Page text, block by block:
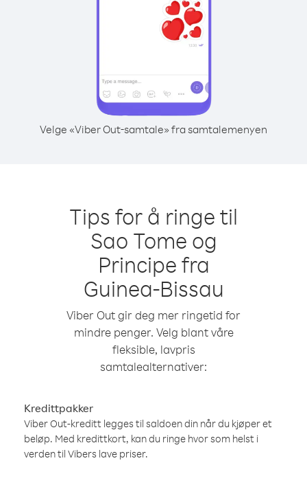
Velge «Viber Out-samtale» fra samtalemenyen
Tips for å ringe til
Sao Tome og
Principe fra
Guinea-Bissau
Viber Out gir deg mer ringetid for
mindre penger. Velg blant våre
fleksible, lavpris
samtalealternativer:
Kredittpakker
Viber Out-kreditt legges til saldoen din når du kjøper et
beløp. Med kredittkort, kan du ringe hvor som helst i
verden til Vibers lave priser.